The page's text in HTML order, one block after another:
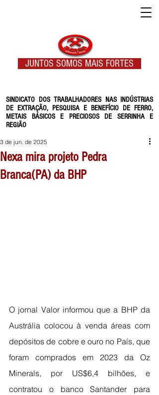
SINDICATO DOS TRABALHADORES NAS INDÚSTRIAS
DE EXTRAÇÃO, PESQUISA E BENEFÍCIO DE FERRO,
METAIS BÁSICOS E PRECIOSOS DE SERRINHA E
REGIÃO
JUNTOS SOMOS MAIS FORTES
Nexa mira projeto Pedra
Branca(PA) da BHP
3 de jun. de 2025
O jornal Valor informou que a BHP da
Austrália colocou à venda áreas com
depósitos de cobre e ouro no País, que
foram comprados em 2023 da Oz
Minerals, por US$6,4 bilhões, e
contratou o banco Santander para